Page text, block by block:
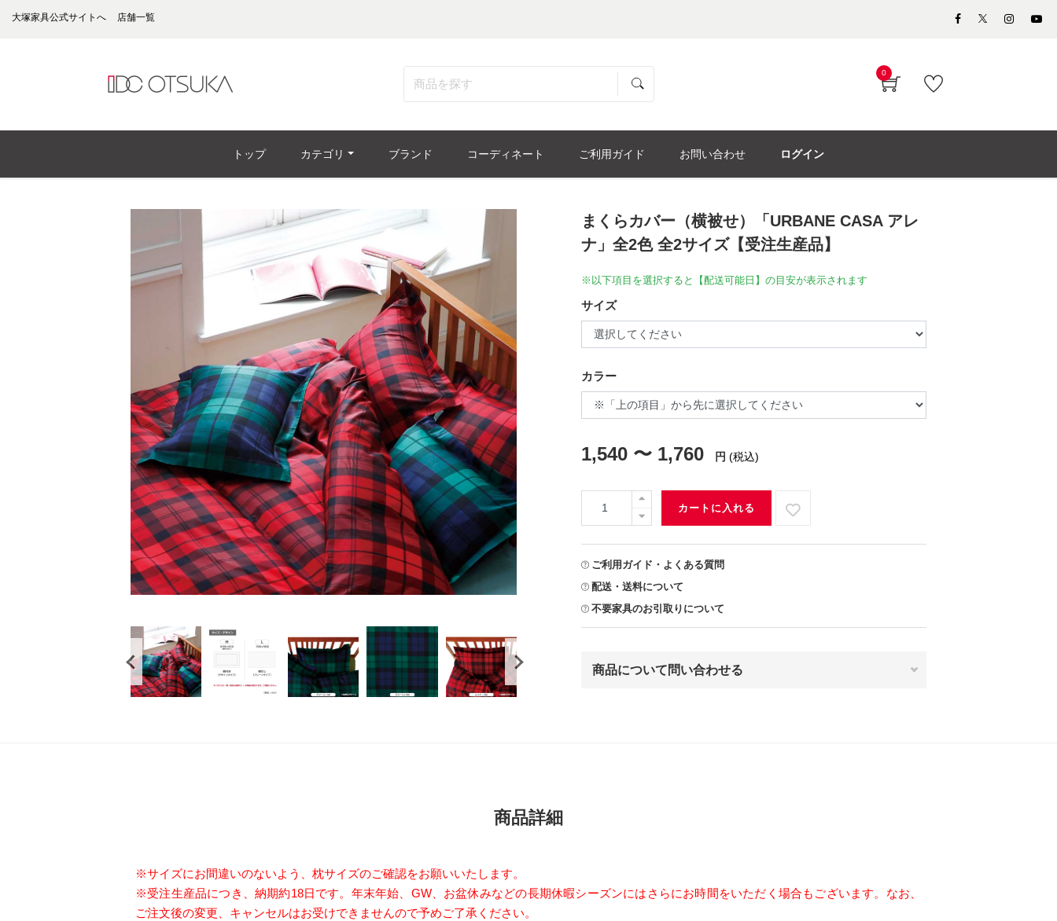
大塚家具公式サイトへ 店舗一覧
0
トップ カテゴリ ブランド コーディネート ご利用ガイド お問い合わせ ログイン
まくらカバー（横被せ）「URBANE CASA アレ
ナ」全2色 全2サイズ【受注生産品】
※以下項目を選択すると【配送可能日】の目安が表示されます
サイズ
カラー
1,540 〜 1,760 円 (税込)
カートに入れる
ご利用ガイド・よくある質問
配送・送料について
不要家具のお引取りについて
商品について問い合わせる
商品詳細
※サイズにお間違いのないよう、枕サイズのご確認をお願いいたします。
※受注生産品につき、納期約18日です。年末年始、GW、お盆休みなどの長期休暇シーズンにはさらにお時間をいただく場合もございます。なお、
ご注文後の変更、キャンセルはお受けできませんので予めご了承ください。